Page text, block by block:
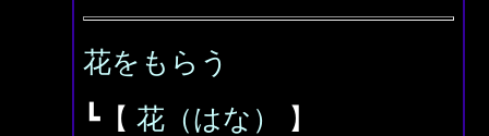
花をもらう
┗【 花（はな） 】